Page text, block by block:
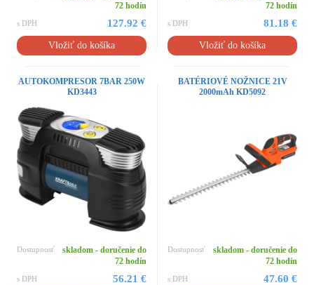
72 hodín
s DPH 127.92 €
Vložiť do košíka
72 hodín
s DPH 81.18 €
Vložiť do košíka
AUTOKOMPRESOR 7BAR 250W
KD3443
Dostupnosť
skladom - doručenie do
72 hodín
s DPH 56.21 €
BATÉRIOVÉ NOŽNICE 21V
2000mAh KD5092
Dostupnosť
skladom - doručenie do
72 hodín
s DPH 47.60 €